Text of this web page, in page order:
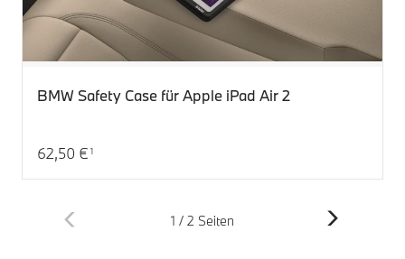
BMW Safety Case für Apple iPad Air 2
Aktueller Preis: 62,50 €
62,50 € 1
1 / 2 Seiten